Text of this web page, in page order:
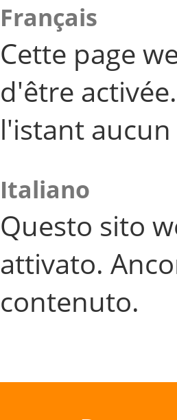
Français
Cette page
d'être
l'istant
Italiano
Questo sito
attivato.
contenuto.